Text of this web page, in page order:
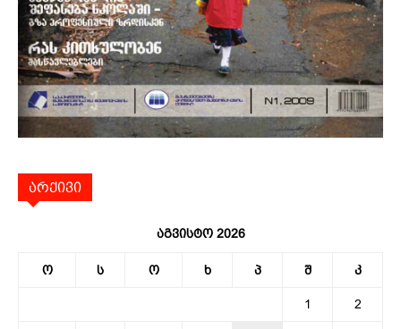
არქივი
აგვისტო 2026
ო ს ო ხ პ შ კ
1 2